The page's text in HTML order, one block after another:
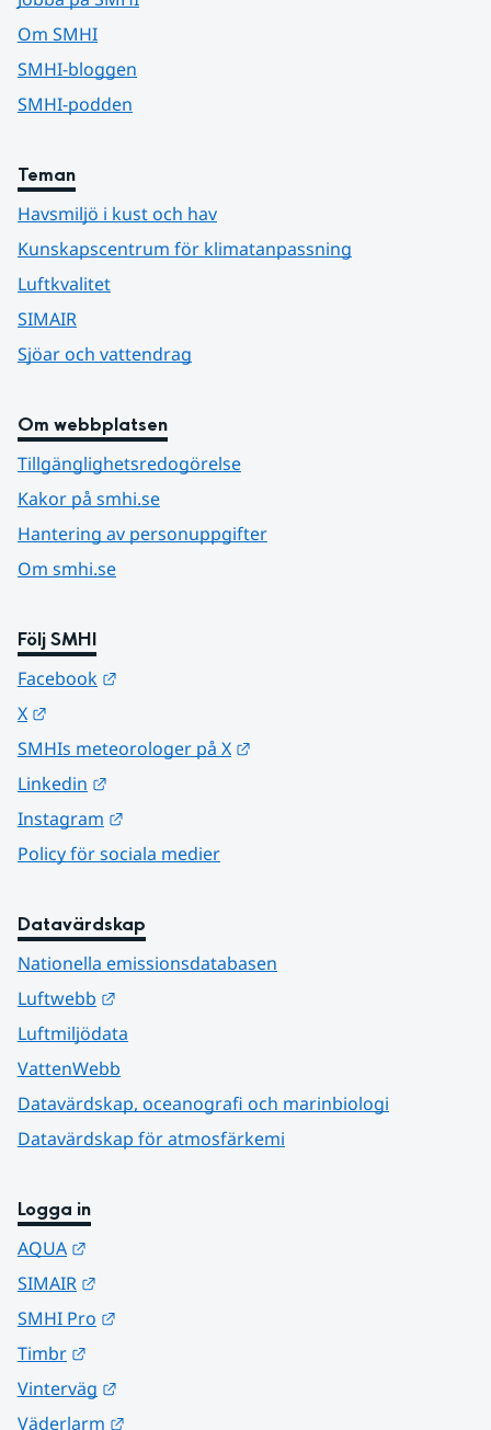
Om SMHI
SMHI-bloggen
SMHI-podden
Teman
Havsmiljö i kust och hav
Kunskapscentrum för klimatanpassning
Luftkvalitet
SIMAIR
Sjöar och vattendrag
Om webbplatsen
Tillgänglighetsredogörelse
Kakor på smhi.se
Hantering av personuppgifter
Om smhi.se
Följ SMHI
Facebook
X
SMHIs meteorologer på X
Linkedin
Instagram
Policy för sociala medier
Datavärdskap
Nationella emissionsdatabasen
Luftwebb
Luftmiljödata
VattenWebb
Datavärdskap, oceanografi och marinbiologi
Datavärdskap för atmosfärkemi
Logga in
AQUA
SIMAIR
SMHI Pro
Timbr
Vinterväg
Väderlarm